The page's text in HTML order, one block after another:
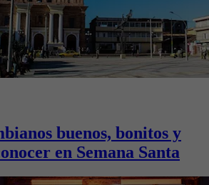
buenos, bonitos y
en Semana Santa